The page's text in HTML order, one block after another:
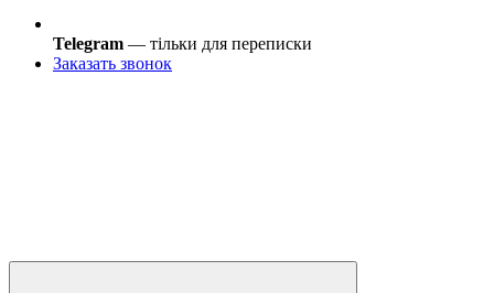
Telegram — тільки для переписки
Заказать звонок